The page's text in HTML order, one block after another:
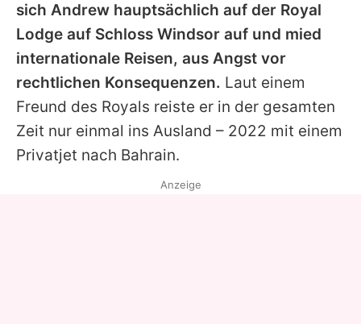
Nutzungsbedingungen
Utiq verwalten
sich Andrew hauptsächlich auf der Royal
Lodge auf Schloss Windsor auf und mied
internationale Reisen, aus Angst vor
rechtlichen Konsequenzen. Laut einem
Freund des Royals reiste er in der gesamten
Zeit nur einmal ins Ausland – 2022 mit einem
Privatjet nach Bahrain.
Anzeige